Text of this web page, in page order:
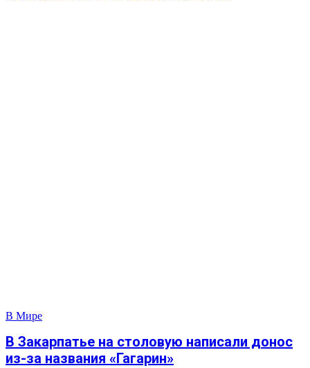
В Мире
В Закарпатье на столовую написали донос
из-за названия «Гагарин»